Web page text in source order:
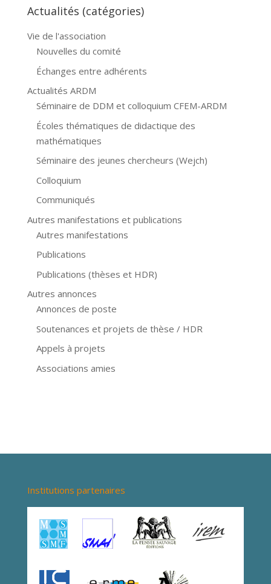
Actualités (catégories)
Vie de l'association
Nouvelles du comité
Échanges entre adhérents
Actualités ARDM
Séminaire de DDM et colloquium CFEM-ARDM
Écoles thématiques de didactique des
mathématiques
Séminaire des jeunes chercheurs (Wejch)
Colloquium
Communiqués
Autres manifestations et publications
Autres manifestations
Publications
Publications (thèses et HDR)
Autres annonces
Annonces de poste
Soutenances et projets de thèse / HDR
Appels à projets
Associations amies
Institutions partenaires